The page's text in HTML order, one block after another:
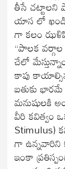
తీసే చట్టాలని
యాస లో
గా కలం
“పాలక వర్గాల
చేలో
కాపు
బతుకు
మనుషులకి
వీరి కవిత్వం
Stimulus)
గా ఉన్నవారిని
ఇంకా